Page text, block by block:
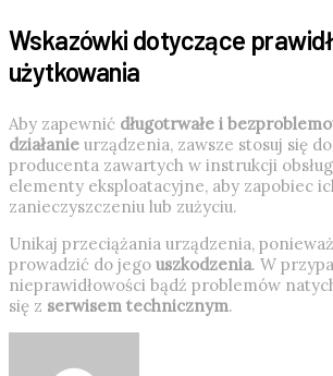
Wskazówki dotyczące
użytkowania
Aby zapewnić długotrwałe i
działanie urządzenia, zawsze stosuj się
producenta zawartych w instrukcji
elementy eksploatacyjne, aby zapobiec
zanieczyszczeniu lub zużyciu.
Unikaj przeciążania urządzenia,
prowadzić do jego uszkodzenia. W
nieprawidłowości bądź problemów
się z serwisem technicznym.